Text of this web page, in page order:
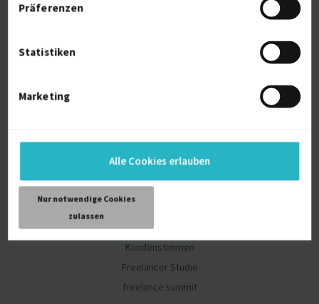
Präferenzen
Statistiken
Marketing
Alle Cookies erlauben
Nur notwendige Cookies
zulassen
Projekte ausschreiben
Blog
Kundenstimmen
Freelancer Studie
freelance summit